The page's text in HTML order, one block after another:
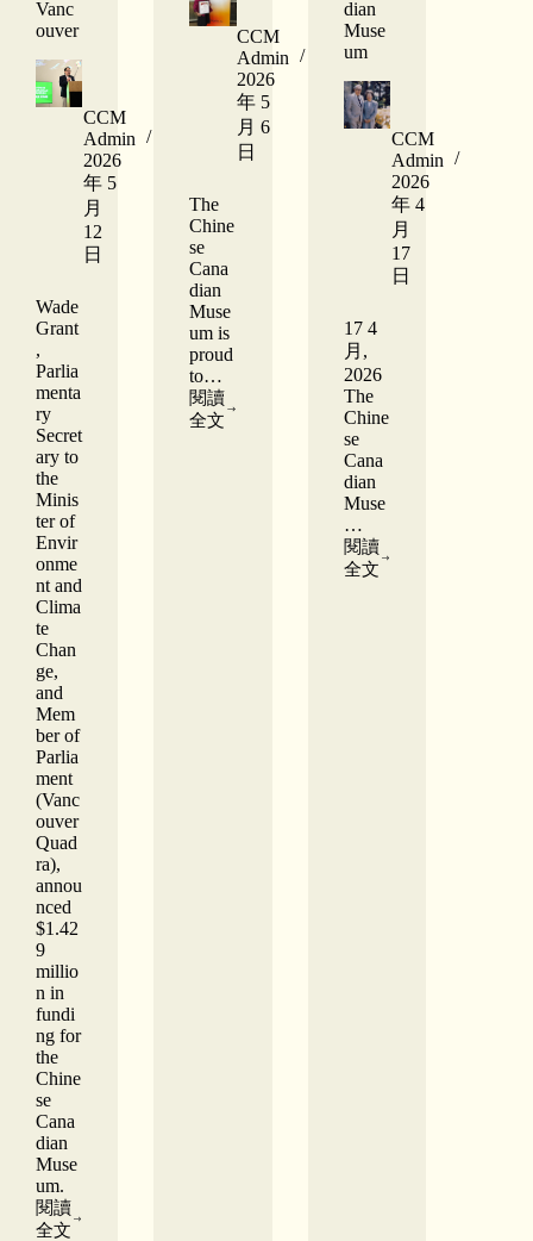
Vanc
ouver
CCM
Admin
2026
年 5
月
12
日
Wade
Grant
,
Parlia
menta
ry
Secret
ary to
the
Minis
ter of
Envir
onme
nt and
Clima
te
Chan
ge,
and
Mem
ber of
Parlia
ment
(Vanc
ouver
Quad
ra),
annou
nced
$1.42
9
millio
n in
fundi
ng for
the
Chine
se
Cana
dian
Muse
um.
閱讀
全文
Government
CCM
Admin
2026
年 5
月 6
日
The
Chine
se
Cana
dian
Muse
um is
proud
to…
閱讀
全文
A
dian
Muse
um
CCM
Admin
2026
年 4
月
17
日
17 4
月,
2026
The
Chine
se
Cana
dian
Muse
…
閱讀
全文
David